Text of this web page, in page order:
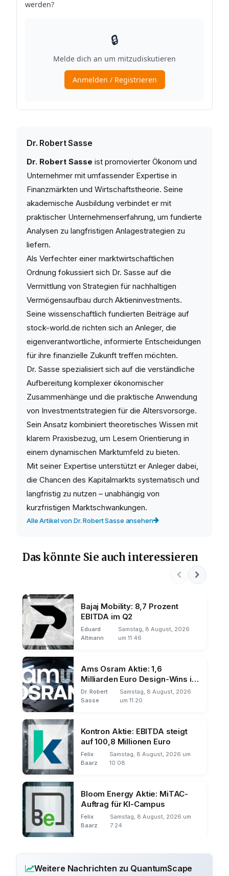
Dr. Robert Sasse
Dr. Robert Sasse ist promovierter Ökonom und
Unternehmer mit umfassender Expertise in
Finanzmärkten und Wirtschaftstheorie. Seine
akademische Ausbildung verbindet er mit
praktischer Unternehmenserfahrung, um fundierte
Analysen zu langfristigen Anlagestrategien zu
liefern.
Als Verfechter einer marktwirtschaftlichen
Ordnung fokussiert sich Dr. Sasse auf die
Vermittlung von Strategien für nachhaltigen
Vermögensaufbau durch Aktieninvestments.
Seine wissenschaftlich fundierten Beiträge auf
stock-world.de richten sich an Anleger, die
eigenverantwortliche, informierte Entscheidungen
für ihre finanzielle Zukunft treffen möchten.
Dr. Sasse spezialisiert sich auf die verständliche
Aufbereitung komplexer ökonomischer
Zusammenhänge und die praktische Anwendung
von Investmentstrategien für die Altersvorsorge.
Sein Ansatz kombiniert theoretisches Wissen mit
klarem Praxisbezug, um Lesern Orientierung in
einem dynamischen Marktumfeld zu bieten.
Mit seiner Expertise unterstützt er Anleger dabei,
die Chancen des Kapitalmarkts systematisch und
langfristig zu nutzen – unabhängig von
kurzfristigen Marktschwankungen.
Alle Artikel von Dr. Robert Sasse ansehen
Das könnte Sie auch interessieren
Bajaj Mobility: 8,7 Prozent
EBITDA im Q2
Eduard
Altmann
Samstag, 8 August, 2026
um 11:46
Ams Osram Aktie: 1,6
Milliarden Euro Design-Wins im
Q2
Dr. Robert
Sasse
Samstag, 8 August, 2026
um 11:20
Kontron Aktie: EBITDA steigt
auf 100,8 Millionen Euro
Felix
Baarz
Samstag, 8 August, 2026 um
10:08
Bloom Energy Aktie: MiTAC-
Auftrag für KI-Campus
Felix
Baarz
Samstag, 8 August, 2026 um
7:24
Weitere Nachrichten zu QuantumScape